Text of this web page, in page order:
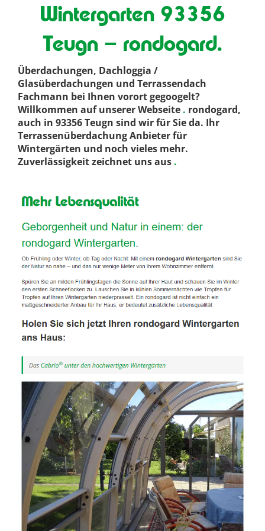
Wintergarten 93356
Teugn – rondogard.
Überdachungen, Dachloggia /
Glasüberdachungen und Terrassendach
Fachmann bei Ihnen vorort gegoogelt?
Willkommen auf unserer Webseite . rondogard,
auch in 93356 Teugn sind wir für Sie da. Ihr
Terrassenüberdachung Anbieter für
Wintergärten und noch vieles mehr.
Zuverlässigkeit zeichnet uns aus .